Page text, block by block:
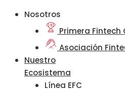
Nosotros
Primera Fintech
Asociación
Nuestro
Ecosistema
Línea EFC